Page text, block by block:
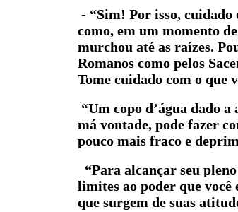
- “Sim! Por isso, cuidado
como, em um momento
murchou até as raízes.
Romanos como pelos
Tome cuidado com o que
“Um copo d’água dado
má vontade, pode fazer
pouco mais fraco e
“Para alcançar seu
limites ao poder que você
que surgem de suas